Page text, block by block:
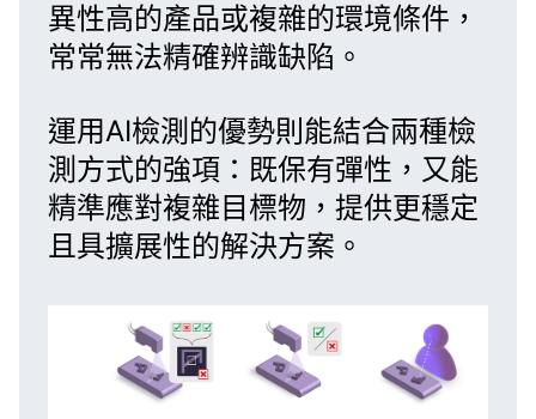
異性高的產品或複雜的環境條件，
常常無法精確辨識缺陷。
運用AI檢測的優勢則能結合兩種檢
測方式的強項：既保有彈性，又能
精準應對複雜目標物，提供更穩定
且具擴展性的解決方案。